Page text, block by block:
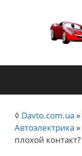
◊ Davto.com.ua »
Автоэлектрика »
плохой контакт?